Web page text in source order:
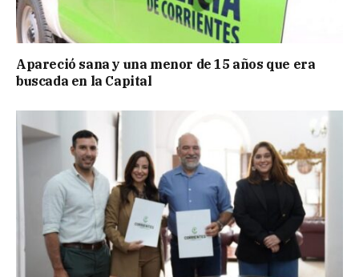
Apareció sana y una menor de 15 años que era
buscada en la Capital